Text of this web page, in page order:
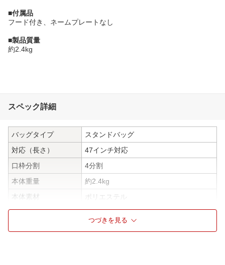
■付属品
フード付き、ネームプレートなし
■製品質量
約2.4kg
スペック詳細
バッグタイプ
スタンドバッグ
対応（長さ）
47インチ対応
口枠分割
4分割
本体重量
約2.4kg
本体素材
ポリエステル
付属品
フード付き、ネームプレートなし
つづきを見る